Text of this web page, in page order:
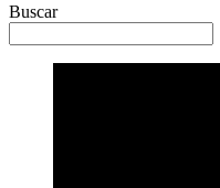
Buscar